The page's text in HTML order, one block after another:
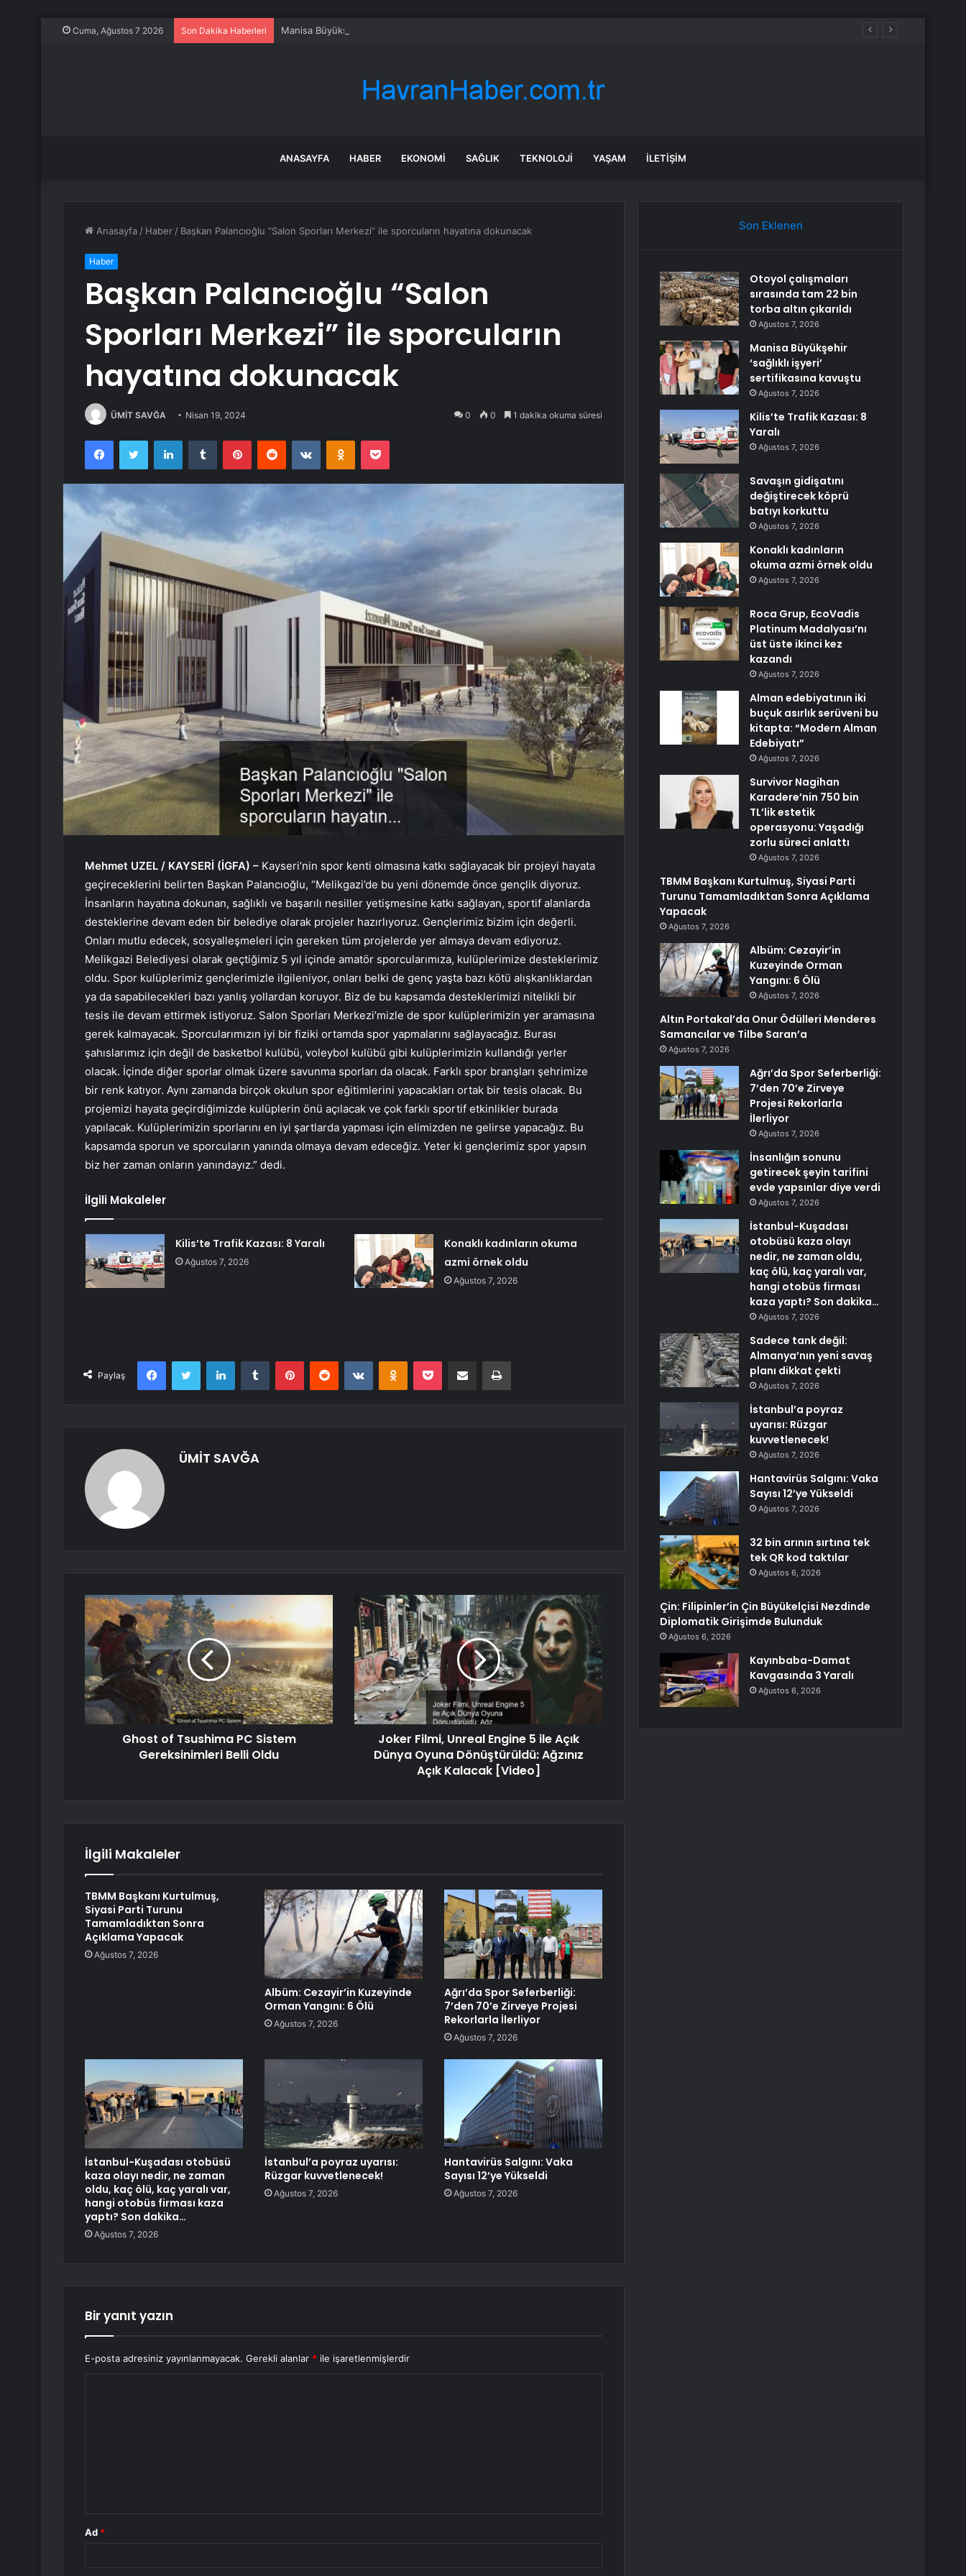
Cuma, Ağustos 7 2026 Son Dakika Haberleri Manisa Büyükşehir ‘sağlıklı işyeri’ sertifikasına kavuştu
ANASAYFA HABER EKONOMI SAĞLIK TEKNOLOJI YAŞAM İLETIŞIM
Anasayfa / Haber / Başkan Palancıoğlu “Salon Sporları Merkezi” ile sporcuların hayatına dokunacak
Haber
Başkan Palancıoğlu “Salon
Sporları Merkezi” ile sporcuların
hayatına dokunacak
ÜMİT SAVĞA Nisan 19, 2024 0 0 1 dakika okuma süresi
FacebookTwitter LinkedInTumblr PinterestReddit VKontakteOdnoklassniki
Pocket
Mehmet UZEL / KAYSERİ (İGFA) – Kayseri’nin spor kenti olmasına katkı sağlayacak bir projeyi hayata
geçireceklerini belirten Başkan Palancıoğlu, “Melikgazi’de bu yeni dönemde önce gençlik diyoruz.
İnsanların hayatına dokunan, sağlıklı ve başarılı nesiller yetişmesine katkı sağlayan, sportif alanlarda
desteklerine devam eden bir belediye olarak projeler hazırlıyoruz. Gençlerimiz bizim için değerli.
Onları mutlu edecek, sosyalleşmeleri için gereken tüm projelerde yer almaya devam ediyoruz.
Melikgazi Belediyesi olarak geçtiğimiz 5 yıl içinde amatör sporcularımıza, kulüplerimize desteklerimiz
oldu. Spor kulüplerimiz gençlerimizle ilgileniyor, onları belki de genç yaşta bazı kötü alışkanlıklardan
ya da sapabilecekleri bazı yanlış yollardan koruyor. Biz de bu kapsamda desteklerimizi nitelikli bir
tesis ile devam ettirmek istiyoruz. Salon Sporları Merkezi’mizle de spor kulüplerimizin yer aramasına
gerek kalmayacak. Sporcularımızın iyi bir fiziki ortamda spor yapmalarını sağlayacağız. Burası
şahıslarımız için değil de basketbol kulübü, voleybol kulübü gibi kulüplerimizin kullandığı yerler
olacak. İçinde diğer sporlar olmak üzere savunma sporları da olacak. Farklı spor branşları şehrimize
bir renk katıyor. Aynı zamanda birçok okulun spor eğitimlerini yapacakları ortak bir tesis olacak. Bu
projemizi hayata geçirdiğimizde kulüplerin önü açılacak ve çok farklı sportif etkinlikler burada
yapılacak. Kulüplerimizin sporlarını en iyi şartlarda yapması için elimizden ne gelirse yapacağız. Bu
kapsamda sporun ve sporcuların yanında olmaya devam edeceğiz. Yeter ki gençlerimiz spor yapsın
biz her zaman onların yanındayız.” dedi.
İlgili Makaleler
Kilis’te Trafik Kazası: 8 Yaralı
Ağustos 7, 2026
Konaklı kadınların okuma
azmi örnek oldu
Ağustos 7, 2026
Paylaş
FacebookTwitter LinkedInTumblr PinterestReddit VKontakteOdnoklassniki
Pocket E-Posta ile paylaş Yazdır
ÜMİT SAVĞA
Ghost of Tsushima PC Sistem
Gereksinimleri Belli Oldu
Joker Filmi, Unreal Engine 5 ile Açık
Dünya Oyuna Dönüştürüldü: Ağzınız
Açık Kalacak [Video]
İlgili Makaleler
TBMM Başkanı Kurtulmuş,
Siyasi Parti Turunu
Tamamladıktan Sonra
Açıklama Yapacak
Ağustos 7, 2026
Albüm: Cezayir’in Kuzeyinde
Orman Yangını: 6 Ölü
Ağustos 7, 2026
Ağrı’da Spor Seferberliği:
7’den 70’e Zirveye Projesi
Rekorlarla İlerliyor
Ağustos 7, 2026
İstanbul-Kuşadası otobüsü
kaza olayı nedir, ne zaman
oldu, kaç ölü, kaç yaralı var,
hangi otobüs firması kaza
yaptı? Son dakika…
Ağustos 7, 2026
İstanbul’a poyraz uyarısı:
Rüzgar kuvvetlenecek!
Ağustos 7, 2026
Hantavirüs Salgını: Vaka
Sayısı 12’ye Yükseldi
Ağustos 7, 2026
Bir yanıt yazın
E-posta adresiniz yayınlanmayacak. Gerekli alanlar * ile işaretlenmişlerdir
Ad *
Son Eklenen
Otoyol çalışmaları
sırasında tam 22 bin
torba altın çıkarıldı
Ağustos 7, 2026
Manisa Büyükşehir
‘sağlıklı işyeri’
sertifikasına kavuştu
Ağustos 7, 2026
Kilis’te Trafik Kazası: 8
Yaralı
Ağustos 7, 2026
Savaşın gidişatını
değiştirecek köprü
batıyı korkuttu
Ağustos 7, 2026
Konaklı kadınların
okuma azmi örnek oldu
Ağustos 7, 2026
Roca Grup, EcoVadis
Platinum Madalyası’nı
üst üste ikinci kez
kazandı
Ağustos 7, 2026
Alman edebiyatının iki
buçuk asırlık serüveni bu
kitapta: “Modern Alman
Edebiyatı”
Ağustos 7, 2026
Survivor Nagihan
Karadere’nin 750 bin
TL’lik estetik
operasyonu: Yaşadığı
zorlu süreci anlattı
Ağustos 7, 2026
TBMM Başkanı Kurtulmuş, Siyasi Parti
Turunu Tamamladıktan Sonra Açıklama
Yapacak
Ağustos 7, 2026
Albüm: Cezayir’in
Kuzeyinde Orman
Yangını: 6 Ölü
Ağustos 7, 2026
Altın Portakal’da Onur Ödülleri Menderes
Samancılar ve Tilbe Saran’a
Ağustos 7, 2026
Ağrı’da Spor Seferberliği:
7’den 70’e Zirveye
Projesi Rekorlarla
İlerliyor
Ağustos 7, 2026
İnsanlığın sonunu
getirecek şeyin tarifini
evde yapsınlar diye verdi
Ağustos 7, 2026
İstanbul-Kuşadası
otobüsü kaza olayı
nedir, ne zaman oldu,
kaç ölü, kaç yaralı var,
hangi otobüs firması
kaza yaptı? Son dakika…
Ağustos 7, 2026
Sadece tank değil:
Almanya’nın yeni savaş
planı dikkat çekti
Ağustos 7, 2026
İstanbul’a poyraz
uyarısı: Rüzgar
kuvvetlenecek!
Ağustos 7, 2026
Hantavirüs Salgını: Vaka
Sayısı 12’ye Yükseldi
Ağustos 7, 2026
32 bin arının sırtına tek
tek QR kod taktılar
Ağustos 6, 2026
Çin: Filipinler’in Çin Büyükelçisi Nezdinde
Diplomatik Girişimde Bulunduk
Ağustos 6, 2026
Kayınbaba-Damat
Kavgasında 3 Yaralı
Ağustos 6, 2026